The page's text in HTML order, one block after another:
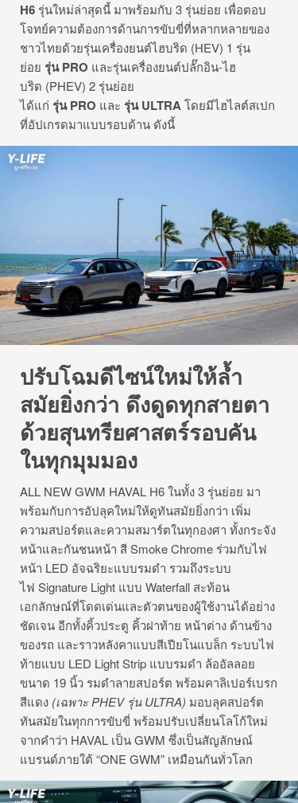
H6 รุ่นใหม่ล่าสุดนี้ มาพร้อมกับ 3 รุ่นย่อย เพื่อตอบ
โจทย์ความต้องการด้านการขับขี่ที่หลากหลายของ
ชาวไทยด้วยรุ่นเครื่องยนต์ไฮบริด (HEV) 1 รุ่น
ย่อย รุ่นPRO และรุ่นเครื่องยนต์ปลั๊กอิน-ไฮ
บริด (PHEV) 2 รุ่นย่อย
ได้แก่ รุ่นPRO และ รุ่นULTRAโดยมีไฮไลต์สเปก
ที่อัปเกรดมาแบบรอบด้าน ดังนี้
ปรับโฉมดีไซน์ใหม่ให้ล้ำ
สมัยยิ่งกว่า ดึงดูดทุกสายตา
ด้วยสุนทรียศาสตร์รอบคัน
ในทุกมุมมอง
ALL NEW GWM HAVAL H6 ในทั้ง 3 รุ่นย่อย มา
พร้อมกับการอัปลุคใหม่ให้ดูทันสมัยยิ่งกว่า เพิ่ม
ความสปอร์ตและความสมาร์ตในทุกองศา ทั้งกระจัง
หน้าและกันชนหน้า สี Smoke Chrome ร่วมกับไฟ
หน้า LED อัจฉริยะแบบรมดำ รวมถึงระบบ
ไฟ Signature Light แบบ Waterfall สะท้อน
เอกลักษณ์ที่โดดเด่นและตัวตนของผู้ใช้งานได้อย่าง
ชัดเจน อีกทั้งคิ้วประตู คิ้วฝาท้าย หน้าต่าง ด้านข้าง
ของรถ และราวหลังคาแบบสีเปียโนแบล็ก ระบบไฟ
ท้ายแบบ LED Light Strip แบบรมดำ ล้ออัลลอย
ขนาด 19 นิ้ว รมดำลายสปอร์ต พร้อมคาลิเปอร์เบรก
สีแดง (เฉพาะ PHEV รุ่น ULTRA) มอบลุคสปอร์ต
ทันสมัยในทุกการขับขี่ พร้อมปรับเปลี่ยนโลโก้ใหม่
จากคำว่า HAVAL เป็น GWM ซึ่งเป็นสัญลักษณ์
แบรนด์ภายใต้ “ONE GWM” เหมือนกันทั่วโลก